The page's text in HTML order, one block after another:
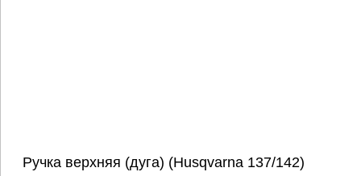
Ручка верхняя (дуга) (Husqvarna 137/142)